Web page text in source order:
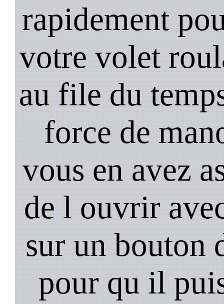
rapidement
votre volet
au file du
force de
vous en avez
de l ouvrir
sur un bouton
pour qu il